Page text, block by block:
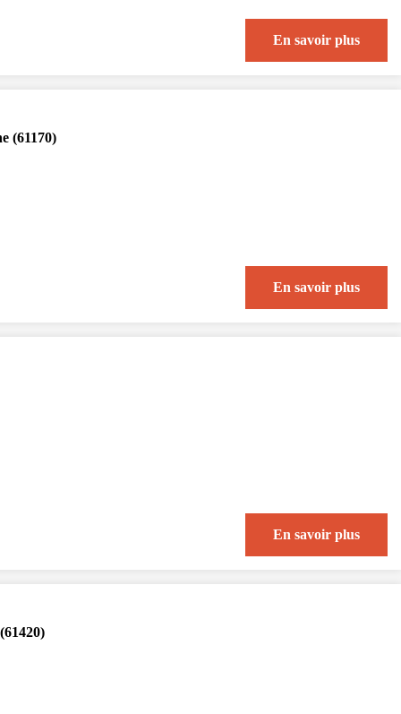
En savoir plus
(61170)
En savoir plus
En savoir plus